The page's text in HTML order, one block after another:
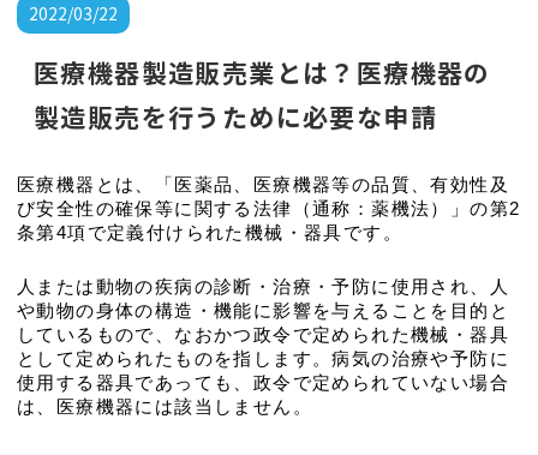
2022/03/22
医療機器製造販売業とは？医療機器の
製造販売を行うために必要な申請
医療機器とは、「医薬品、医療機器等の品質、有効性及
び安全性の確保等に関する法律（通称：薬機法）」の第2
条第4項で定義付けられた機械・器具です。
人または動物の疾病の診断・治療・予防に使用され、人
や動物の身体の構造・機能に影響を与えることを目的と
しているもので、なおかつ政令で定められた機械・器具
として定められたものを指します。病気の治療や予防に
使用する器具であっても、政令で定められていない場合
は、医療機器には該当しません。